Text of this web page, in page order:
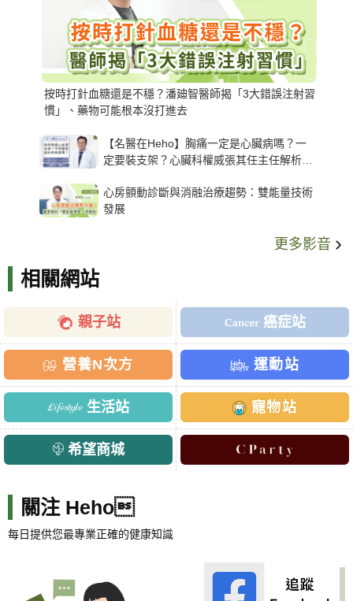
按時打針血糖還是不穩？潘廸智醫師揭「3大錯誤注射習
慣」、藥物可能根本沒打進去
【名醫在Heho】胸痛一定是心臟病嗎？一
定要裝支架？心臟科權威張其任主任解析支
心房顫動診斷與消融治療趨勢：雙能量技術
發展
更多影音
相關網站
親子站 癌症站
營養N次方 運動站
生活站 寵物站
希望商城
關注 Heho
每日提供您最專業正確的健康知識